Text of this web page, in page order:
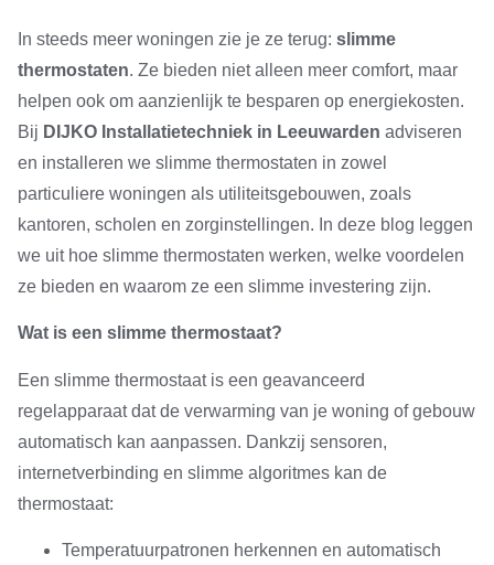
In steeds meer woningen zie je ze terug: slimme
thermostaten. Ze bieden niet alleen meer comfort, maar
helpen ook om aanzienlijk te besparen op energiekosten.
Bij DIJKO Installatietechniek in Leeuwarden adviseren
en installeren we slimme thermostaten in zowel
particuliere woningen als utiliteitsgebouwen, zoals
kantoren, scholen en zorginstellingen. In deze blog leggen
we uit hoe slimme thermostaten werken, welke voordelen
ze bieden en waarom ze een slimme investering zijn.
Wat is een slimme thermostaat?
Een slimme thermostaat is een geavanceerd
regelapparaat dat de verwarming van je woning of gebouw
automatisch kan aanpassen. Dankzij sensoren,
internetverbinding en slimme algoritmes kan de
thermostaat:
Temperatuurpatronen herkennen en automatisch